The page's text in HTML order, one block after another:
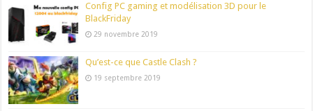
Config PC gaming et modélisation 3D pour le
BlackFriday
29 novembre 2019
Qu’est-ce que Castle Clash ?
19 septembre 2019